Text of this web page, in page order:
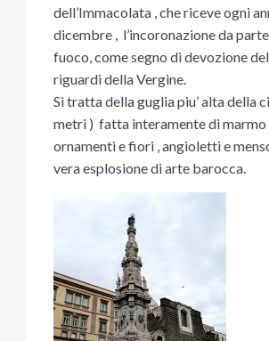
dell’Immacolata , che riceve ogni
dicembre , l’incoronazione da
fuoco, come segno di devozione
riguardi della Vergine.
Si tratta della guglia piu’ alta della
metri ) fatta interamente di marmo
ornamenti e fiori , angioletti e
vera esplosione di arte barocca.